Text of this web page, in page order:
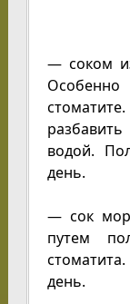
— соком
водой.
день.
— сок
путем
день.